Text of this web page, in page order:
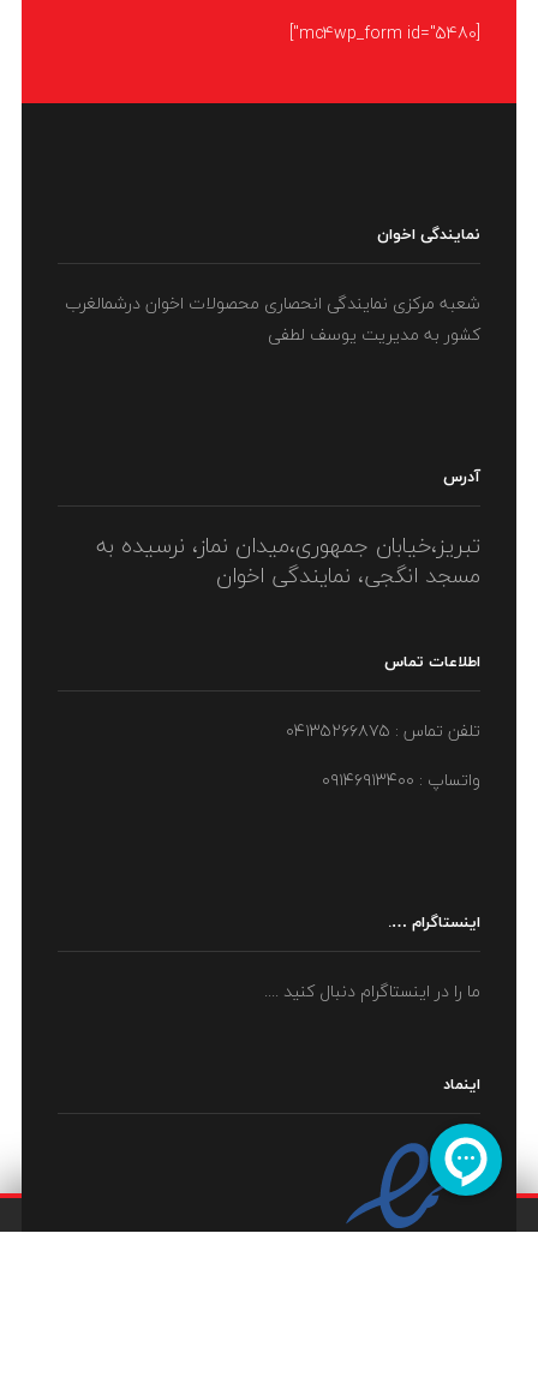
[mc4wp_form id="5480"]
نمایندگی اخوان
شعبه مرکزی نمایندگی انحصاری محصولات اخوان درشمالغرب
کشور به مدیریت یوسف لطفی
آدرس
تبریز،خیابان جمهوری،میدان نماز، نرسیده به
مسجد انگجی، نمایندگی اخوان
اطلاعات تماس
تلفن تماس : ۰۴۱۳۵۲۶۶۸۷۵
واتساپ : ۰۹۱۴۶۹۱۳۴۰۰
اینستاگرام ….
ما را در اینستاگرام دنبال کنید ....
اینماد